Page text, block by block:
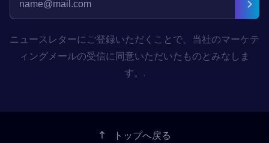
ニュースレターにご登録いただくことで、当社のマーケテ
ィングメールの受信に同意いただいたものとみなしま
す。.
トップへ戻る